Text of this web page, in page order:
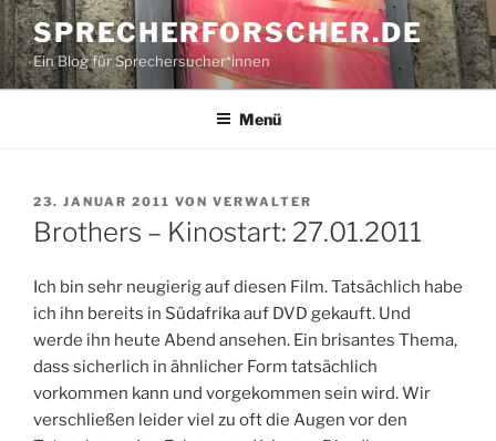
Zum
Inhalt
springen
SPRECHERFORSCHER.DE
Ein Blog für Sprechersucher*innen
Menü
VERÖFFENTLICHT
AM
23. JANUAR 2011 VON VERWALTER
Brothers – Kinostart: 27.01.2011
Ich bin sehr neugierig auf diesen Film. Tatsächlich habe
ich ihn bereits in Südafrika auf DVD gekauft. Und
werde ihn heute Abend ansehen. Ein brisantes Thema,
dass sicherlich in ähnlicher Form tatsächlich
vorkommen kann und vorgekommen sein wird. Wir
verschließen leider viel zu oft die Augen vor den